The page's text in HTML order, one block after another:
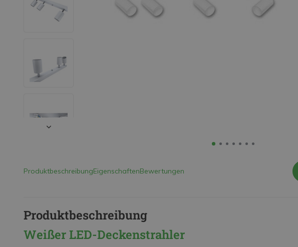
Installationsmaterialien
ProduktbeschreibungEigenschaftenBewertungen
Produktbeschreibung
Weißer LED-Deckenstrahler